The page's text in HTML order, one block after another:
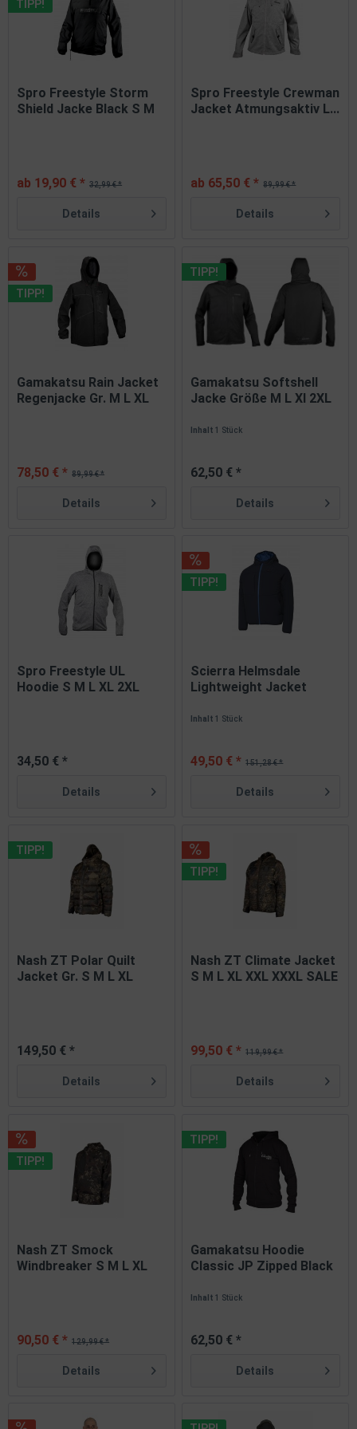
TIPP!
Spro Freestyle Storm
Shield Jacke Black S M
32,99 € *
ab 19,90 € *
Details
Spro Freestyle Crewman
Jacket Atmungsaktiv L...
89,99 € *
ab 65,50 € *
Details
TIPP!
Gamakatsu Rain Jacket
Regenjacke Gr. M L XL
89,99 € *
78,50 € *
Details
TIPP!
Gamakatsu Softshell
Jacke Größe M L Xl 2XL
Inhalt1 Stück
62,50 € *
Details
Spro Freestyle UL
Hoodie S M L XL 2XL
34,50 € *
Details
TIPP!
Scierra Helmsdale
Lightweight Jacket
Inhalt1 Stück
151,28 € *
49,50 € *
Details
TIPP!
Nash ZT Polar Quilt
Jacket Gr. S M L XL
149,50 € *
Details
TIPP!
Nash ZT Climate Jacket
S M L XL XXL XXXL SALE
119,99 € *
99,50 € *
Details
TIPP!
Nash ZT Smock
Windbreaker S M L XL
129,99 € *
90,50 € *
Details
TIPP!
Gamakatsu Hoodie
Classic JP Zipped Black
Inhalt1 Stück
62,50 € *
Details